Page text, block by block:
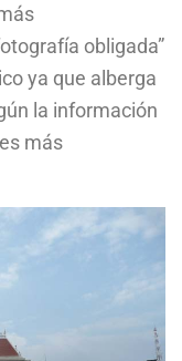
obligada”
ya que alberga
la información
más